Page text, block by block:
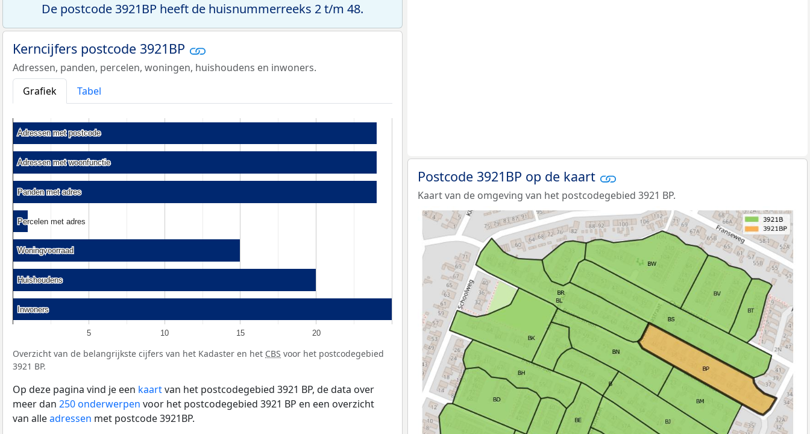
De postcode 3921BP heeft de huisnummerreeks 2 t/m 48.
Kerncijfers postcode 3921BP
Adressen, panden, percelen, woningen, huishoudens en inwoners.
Grafiek
Tabel
5 10 15 20
Adressen met postcode
Adressen met postcode
Adressen met woonfunctie
Adressen met woonfunctie
Panden met adres
Panden met adres
Percelen met adres
Percelen met adres
Woningvoorraad
Woningvoorraad
Huishoudens
Huishoudens
Inwoners
Inwoners
Overzicht van de belangrijkste cijfers van het Kadaster en het CBS voor het postcodegebied
3921 BP.
Op deze pagina vind je een kaartvan het postcodegebied 3921 BP, de data over
meer dan 250 onderwerpen voor het postcodegebied 3921 BP en een overzicht
van alleadressen met postcode 3921BP.
Postcode 3921BP op de kaart
Kaart van de omgeving van het postcodegebied 3921 BP.